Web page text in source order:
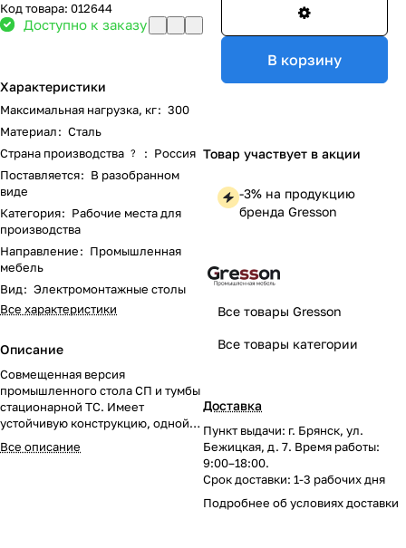
Код товара: 012644
Доступно к заказу
Характеристики
Максимальная нагрузка, кг: 300
Материал: Сталь
Страна производства ? : Россия
Поставляется: В разобранном
виде
Категория: Рабочие места для
производства
Направление: Промышленная
мебель
Вид: Электромонтажные столы
Все характеристики
Описание
Совмещенная версия
промышленного стола СП и тумбы
стационарной ТС. Имеет
устойчивую конструкцию, одной
из опор стола выступает тумба
стационарная, которая может быть
Все описание
В корзину
Товар участвует в акции
-3% на продукцию
бренда Gresson
Все товары Gresson
Все товары категории
Доставка
Пункт выдачи: г. Брянск, ул.
Бежицкая, д. 7. Время работы:
9:00–18:00.
Срок доставки: 1-3 рабочих дня
Подробнее обусловиях доставки